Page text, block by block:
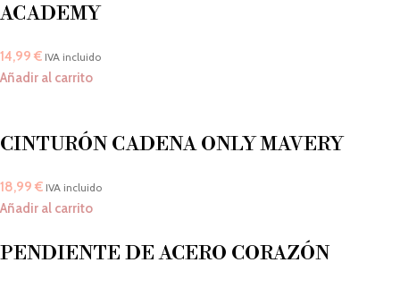
ACADEMY
14,99 € IVA incluido
Añadir al carrito
CINTURÓN CADENA ONLY MAVERY
18,99 € IVA incluido
Añadir al carrito
PENDIENTE DE ACERO CORAZÓN